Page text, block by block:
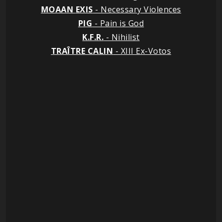
MOAAN EXIS - Necessary Violences
PIG - Pain is God
K.F.R. - Nihilist
TRAÎTRE CALIN - XIII Ex-Votos